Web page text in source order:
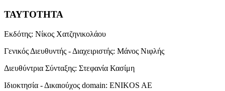
ΤΑΥΤΟΤΗΤΑ
Εκδότης: Νίκος Χατζηνικολάου
Γενικός Διευθυντής - Διαχειριστής: Μάνος Νιφλής
Διευθύντρια Σύνταξης: Στεφανία Κασίμη
Ιδιοκτησία - Δικαιούχος domain: ENIKOS AE